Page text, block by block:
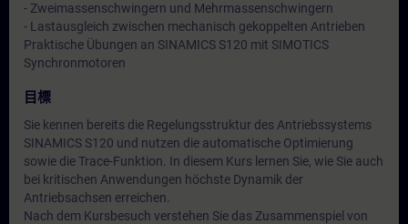
- Zweimassenschwingern und Mehrmassenschwingern
- Lastausgleich zwischen mechanisch gekoppelten Antrieben
Praktische Übungen an SINAMICS S120 mit SIMOTICS
Synchronmotoren
目標
Sie kennen bereits die Regelungsstruktur des Antriebssystems
SINAMICS S120 und nutzen die automatische Optimierung
sowie die Trace-Funktion. In diesem Kurs lernen Sie, wie Sie auch
bei kritischen Anwendungen höchste Dynamik der
Antriebsachsen erreichen.
Nach dem Kursbesuch verstehen Sie das Zusammenspiel von